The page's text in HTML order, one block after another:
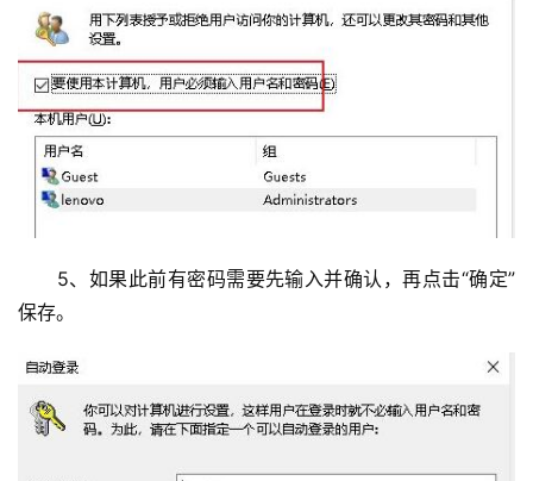
5、如果此前有密码需要先输入并确认，再点击“确定”
保存。